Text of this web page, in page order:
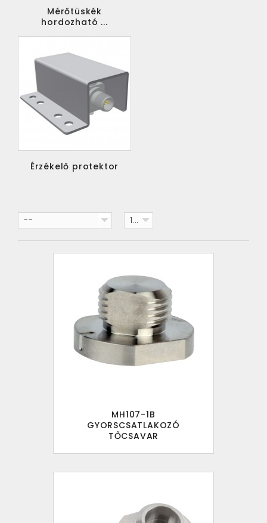
Mérőtüskék
hordozható ...
Érzékelő protektor
-- 15
MH107-1B
GYORSCSATLAKOZÓ
TŐCSAVAR